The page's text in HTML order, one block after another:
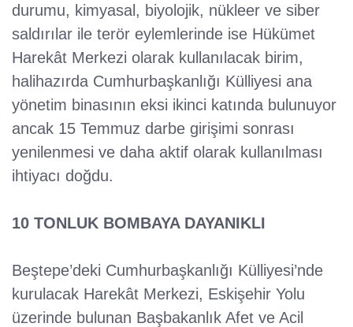
durumu, kimyasal, biyolojik, nükleer ve siber
saldırılar ile terör eylemlerinde ise Hükümet
Harekât Merkezi olarak kullanılacak birim,
halihazırda Cumhurbaşkanlığı Külliyesi ana
yönetim binasının eksi ikinci katında bulunuyor
ancak 15 Temmuz darbe girişimi sonrası
yenilenmesi ve daha aktif olarak kullanılması
ihtiyacı doğdu.
10 TONLUK BOMBAYA DAYANIKLI
Beştepe’deki Cumhurbaşkanlığı Külliyesi’nde
kurulacak Harekât Merkezi, Eskişehir Yolu
üzerinde bulunan Başbakanlık Afet ve Acil